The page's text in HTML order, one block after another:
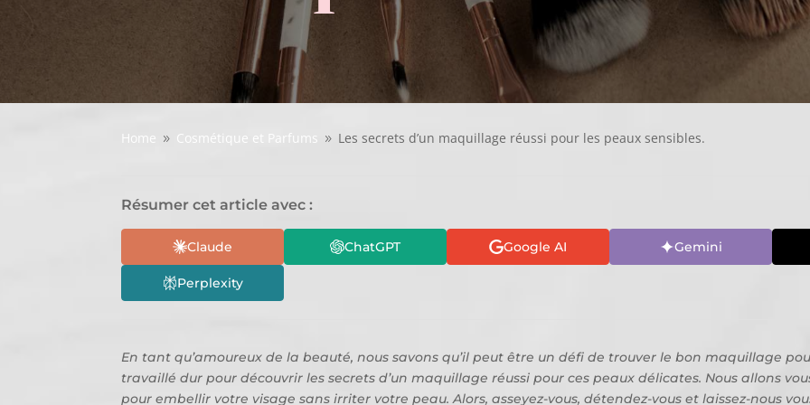
Home 9 Cosmétique et Parfums 9 Les secrets d’un maquillage réussi pour les peaux sensibles.
Résumer cet article avec :
Claude ChatGPT Google AI Gemini
Perplexity
En tant qu’amoureux de la beauté, nous savons qu’il peut être un défi de trouver le bon maquillage
travaillé dur pour découvrir les secrets d’un maquillage réussi pour ces peaux délicates. Nous allons
pour embellir votre visage sans irriter votre peau. Alors, asseyez-vous, détendez-vous et laissez-nous